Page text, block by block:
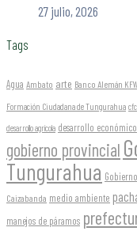
27 julio, 2026
Tags
Agua Ambato arte Banco Alemán
Formación Ciudadana de Tungurahua
desarrollo agrícola desarrollo económico
gobierno provincial
Tungurahua
Caizabanda medio ambiente
manejos de páramos